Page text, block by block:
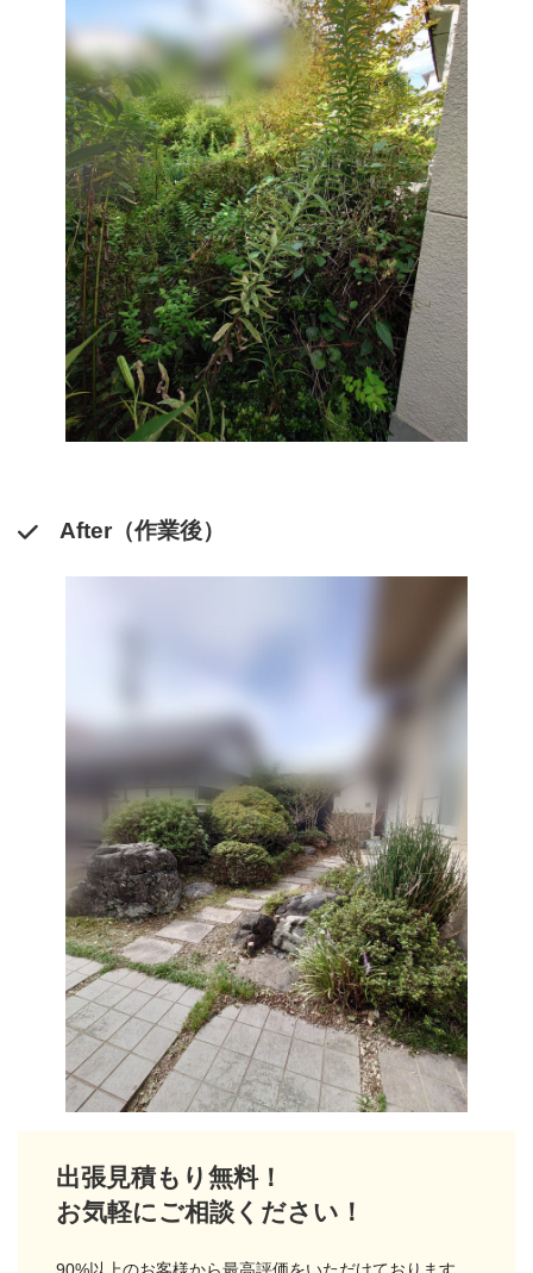
After（作業後）
出張見積もり無料！
お気軽にご相談ください！